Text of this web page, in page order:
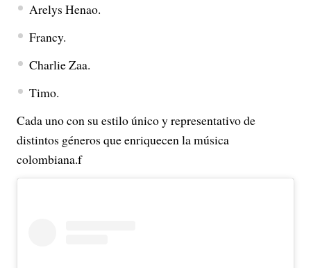
Arelys Henao.
Francy.
Charlie Zaa.
Timo.
Cada uno con su estilo único y representativo de
distintos géneros que enriquecen la música
colombiana.f